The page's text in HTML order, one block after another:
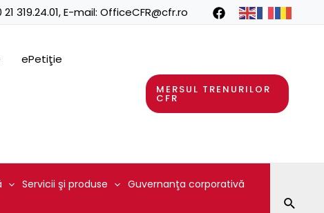
319.24.01, E-mail: OfficeCFR@cfr.ro
ePetiţie
MERSUL TRENURILOR
CFR
Servicii şi produse Guvernanţa corporativă